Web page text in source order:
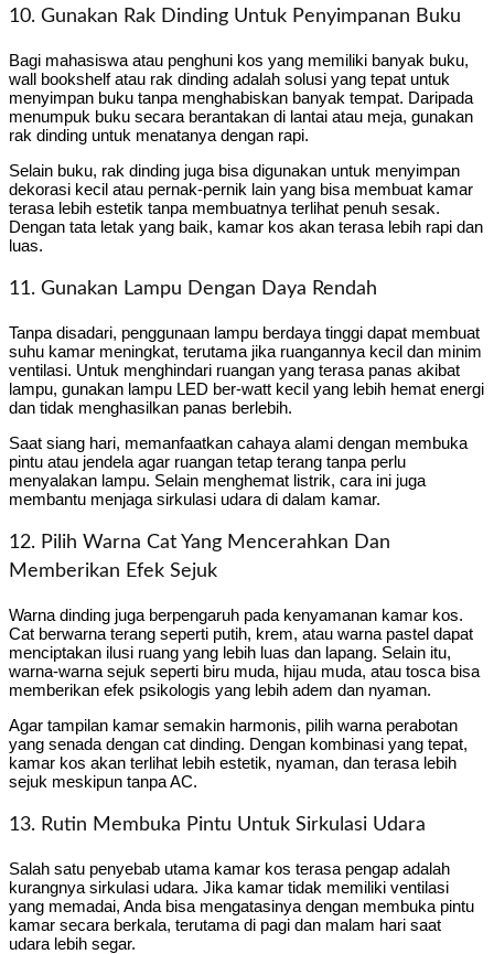
10. Gunakan Rak Dinding Untuk Penyimpanan Buku
Bagi mahasiswa atau penghuni kos yang memiliki banyak buku,
wall bookshelf atau rak dinding adalah solusi yang tepat untuk
menyimpan buku tanpa menghabiskan banyak tempat. Daripada
menumpuk buku secara berantakan di lantai atau meja, gunakan
rak dinding untuk menatanya dengan rapi.
Selain buku, rak dinding juga bisa digunakan untuk menyimpan
dekorasi kecil atau pernak-pernik lain yang bisa membuat kamar
terasa lebih estetik tanpa membuatnya terlihat penuh sesak.
Dengan tata letak yang baik, kamar kos akan terasa lebih rapi dan
luas.
11. Gunakan Lampu Dengan Daya Rendah
Tanpa disadari, penggunaan lampu berdaya tinggi dapat membuat
suhu kamar meningkat, terutama jika ruangannya kecil dan minim
ventilasi. Untuk menghindari ruangan yang terasa panas akibat
lampu, gunakan lampu LED ber-watt kecil yang lebih hemat energi
dan tidak menghasilkan panas berlebih.
Saat siang hari, memanfaatkan cahaya alami dengan membuka
pintu atau jendela agar ruangan tetap terang tanpa perlu
menyalakan lampu. Selain menghemat listrik, cara ini juga
membantu menjaga sirkulasi udara di dalam kamar.
12. Pilih Warna Cat Yang Mencerahkan Dan
Memberikan Efek Sejuk
Warna dinding juga berpengaruh pada kenyamanan kamar kos.
Cat berwarna terang seperti putih, krem, atau warna pastel dapat
menciptakan ilusi ruang yang lebih luas dan lapang. Selain itu,
warna-warna sejuk seperti biru muda, hijau muda, atau tosca bisa
memberikan efek psikologis yang lebih adem dan nyaman.
Agar tampilan kamar semakin harmonis, pilih warna perabotan
yang senada dengan cat dinding. Dengan kombinasi yang tepat,
kamar kos akan terlihat lebih estetik, nyaman, dan terasa lebih
sejuk meskipun tanpa AC.
13. Rutin Membuka Pintu Untuk Sirkulasi Udara
Salah satu penyebab utama kamar kos terasa pengap adalah
kurangnya sirkulasi udara. Jika kamar tidak memiliki ventilasi
yang memadai, Anda bisa mengatasinya dengan membuka pintu
kamar secara berkala, terutama di pagi dan malam hari saat
udara lebih segar.